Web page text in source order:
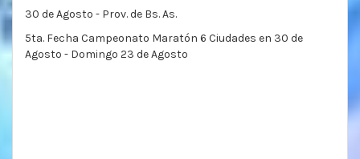
30 de Agosto - Prov. de Bs. As.
5ta. Fecha Campeonato Maratón 6 Ciudades en 30 de
Agosto - Domingo 23 de Agosto